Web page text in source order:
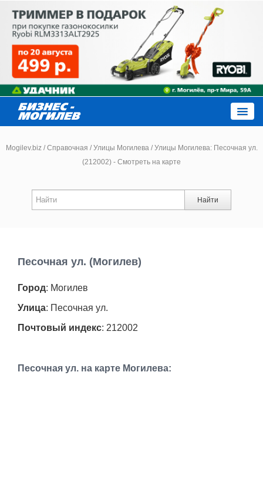
Новости
Афиша
Транспорт
Mogilev.biz / Справочная / Улицы Могилева /Улицы Могилева: Песочная ул.
(212002) - Смотреть на карте
Найти
Песочная ул. (Могилев)
Город: Могилев
Улица: Песочная ул.
Почтовый индекс: 212002
Песочная ул. на карте Могилева: